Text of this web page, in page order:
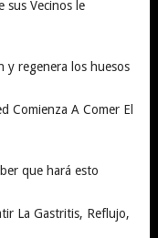
sus Vecinos le
y regenera los huesos
Comienza A Comer El
que hará esto
La Gastritis, Reflujo,